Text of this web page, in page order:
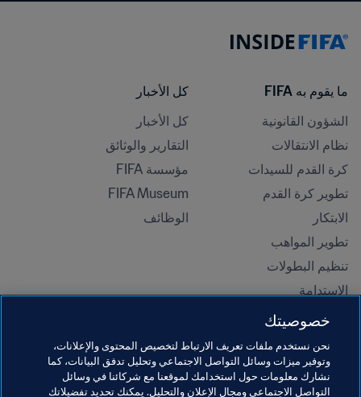
ما يقوم به FIFA
الشؤون القانونية
نظام الانتقالات
كرة القدم للسيدات
تطوير كرة القدم
الابتكار
تطوير المواهب
تنظيم البطولات
الاستدامة
حقوق الإنسان ومناهضة التمييز
المبادرات التعليمية
كل الأخبار
كل الأخبار
التقارير والوثائق
مؤسسة FIFA
FIFA Museum
الوظائف
خصوصيتك
نحن نستخدم ملفات تعريف الارتباط لتخصيص المحتوى والإعلانات،
وتوفير ميزات وسائل التواصل الاجتماعي وتحليل تدفق البيانات، كما
نشارك معلومات حول استخدامك لموقعنا مع شركائنا في وسائل
التواصل الاجتماعي ومجال الإعلان والتحليل. يمكنك تحديد تفضيلاتك